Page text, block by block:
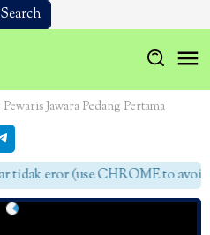
Jawara Pedang Pertama
tidak eror (use CHROME to avoid